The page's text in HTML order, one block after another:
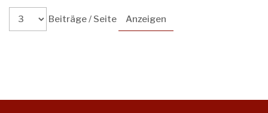
Beiträge / Seite